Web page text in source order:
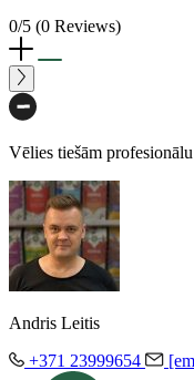
0/5 (0 Reviews)
Vēlies tiešām
Andris Leitis
+371 23999654